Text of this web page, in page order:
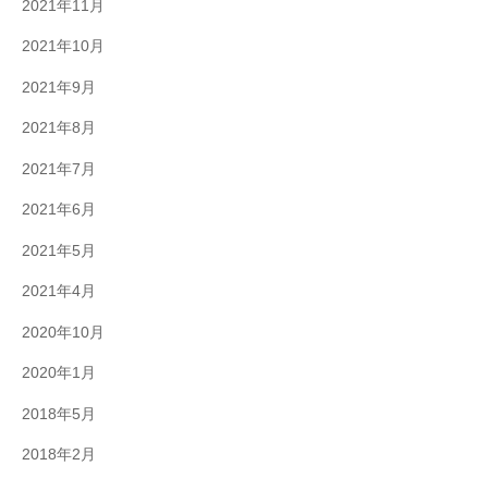
2021年11月
2021年10月
2021年9月
2021年8月
2021年7月
2021年6月
2021年5月
2021年4月
2020年10月
2020年1月
2018年5月
2018年2月